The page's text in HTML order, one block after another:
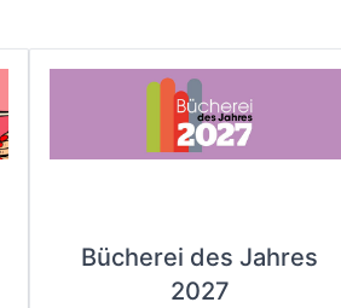
Bücherei des Jahres
2027